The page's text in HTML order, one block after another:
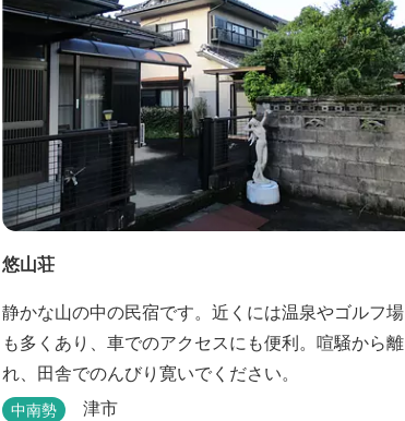
悠山荘
静かな山の中の民宿です。近くには温泉やゴルフ場
も多くあり、車でのアクセスにも便利。喧騒から離
れ、田舎でのんびり寛いでください。
中南勢 津市